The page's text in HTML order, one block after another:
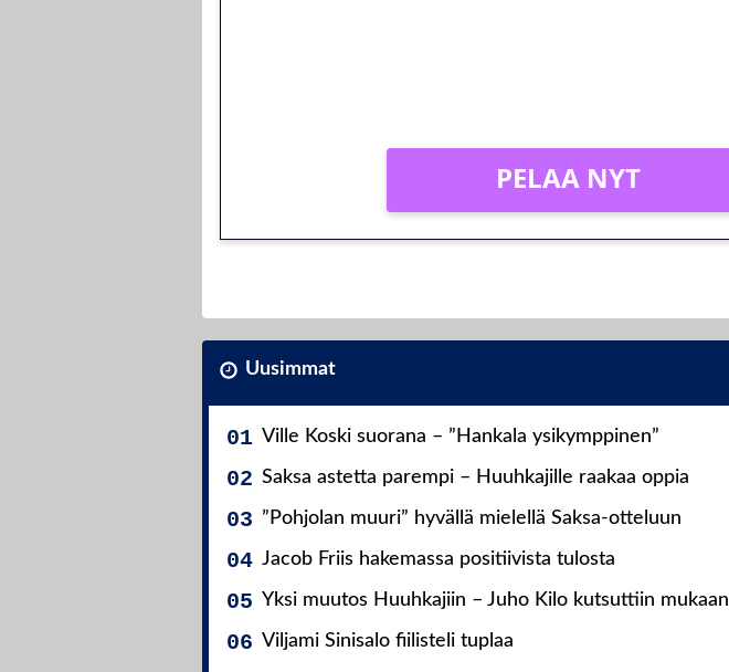
PELAA NYT
Uusimmat
Ville Koski suorana – ”Hankala ysikymppinen”
Saksa astetta parempi – Huuhkajille raakaa oppia
”Pohjolan muuri” hyvällä mielellä Saksa-otteluun
Jacob Friis hakemassa positiivista tulosta
Yksi muutos Huuhkajiin – Juho Kilo kutsuttiin mukaan
Viljami Sinisalo fiilisteli tuplaa